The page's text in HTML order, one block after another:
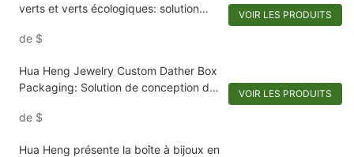
verts et verts écologiques: solution
de $
VOIR LES PRODUITS
Hua Heng Jewelry Custom Dather Box
Packaging: Solution de conception de
de $
VOIR LES PRODUITS
Hua Heng présente la boîte à bijoux en